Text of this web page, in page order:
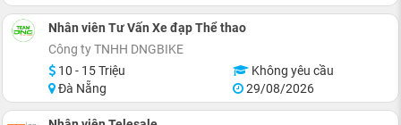
Nhân viên Tư Vấn Xe đạp Thể thao
Công ty TNHH DNGBIKE
10 - 15 Triệu
Không yêu cầu
Đà Nẵng
29/08/2026